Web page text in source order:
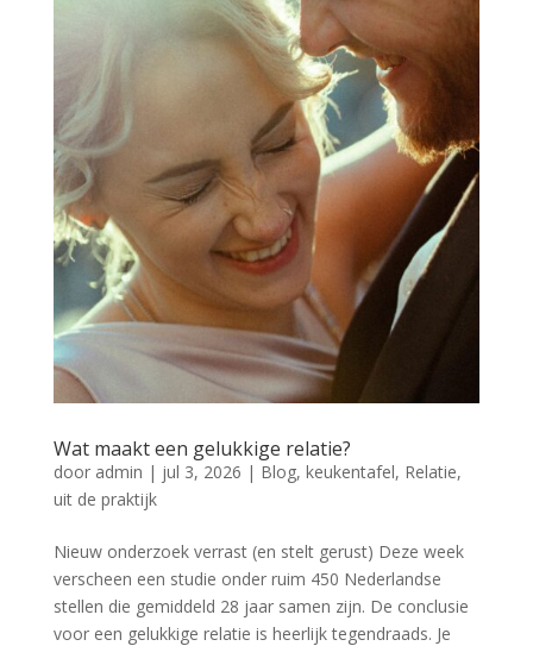
Wat maakt een gelukkige relatie?
door admin | jul 3, 2026 | Blog, keukentafel, Relatie,
uit de praktijk
Nieuw onderzoek verrast (en stelt gerust) Deze week
verscheen een studie onder ruim 450 Nederlandse
stellen die gemiddeld 28 jaar samen zijn. De conclusie
voor een gelukkige relatie is heerlijk tegendraads. Je